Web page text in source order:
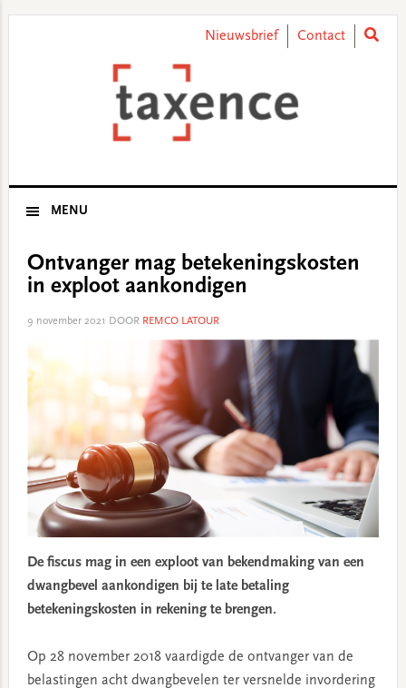
Nieuwsbrief Contact
MENU
Ontvanger mag betekeningskosten
in exploot aankondigen
9 november 2021 DOOR REMCO LATOUR
De fiscus mag in een exploot van bekendmaking van een
dwangbevel aankondigen bij te late betaling
betekeningskosten in rekening te brengen.
Op 28 november 2018 vaardigde de ontvanger van de
belastingen acht dwangbevelen ter versnelde invordering